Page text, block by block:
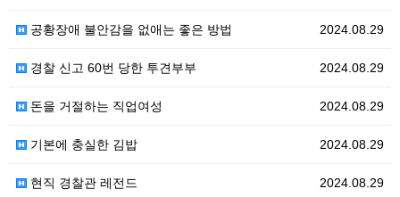
2024.08.29
공황장애 불안감을 없애는 좋은 방법
2024.08.29
경찰 신고 60번 당한 투견부부
2024.08.29
돈을 거절하는 직업여성
2024.08.29
기본에 충실한 김밥
2024.08.29
현직 경찰관 레전드